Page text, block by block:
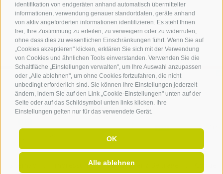
identifikation von endgeräten anhand automatisch übermittelter
informationen, verwendung genauer standortdaten, geräte anhand
von aktiv angeforderten informationen identifizieren. Es steht Ihnen
frei, Ihre Zustimmung zu erteilen, zu verweigern oder zu widerrufen,
ohne dass dies zu wesentlichen Einschränkungen führt. Wenn Sie auf
„Cookies akzeptieren" klicken, erklären Sie sich mit der Verwendung
von Cookies und ähnlichen Tools einverstanden. Verwenden Sie die
Schaltfläche „Einstellungen verwalten", um Ihre Auswahl anzupassen
oder „Alle ablehnen", um ohne Cookies fortzufahren, die nicht
unbedingt erforderlich sind. Sie können Ihre Einstellungen jederzeit
ändern, indem Sie auf den Link „Cookie-Einstellungen" unten auf der
Seite oder auf das Schildsymbol unten links klicken. Ihre
Einstellungen gelten nur für das verwendete Gerät.
OK
Alle ablehnen
ANREISE
Impressum . Transparenz Beiträge